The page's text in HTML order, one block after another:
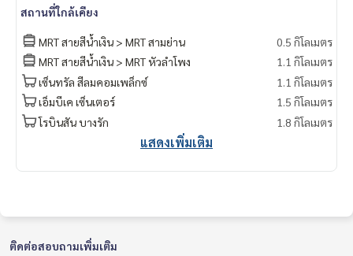
rust.
#luxury #LuxuryCondominium #Luxurycondo #condominiu
m #rent # condo #condo Bangkok #Bangkok Condo #Con
do for rent #For rent #Condorental #RentSellCondoBang
kok #rentcondo #rentalproperty #rental #Luxurycondofo
rrent #Condo near the BTS #Condo #MCRE #realestateag
ent #BTS #shoppingmall #nearschool #shoppingmall #M
RT Samyan #Chamchuri Square #Siam Paragon #MBK #Cent
สถานที่ใกล้เคียง
MRT สายสีน้ำเงิน > MRT สามย่าน
0.5 กิโลเมตร
MRT สายสีน้ำเงิน > MRT หัวลำโพง
1.1 กิโลเมตร
เซ็นทรัล สีลมคอมเพล็กซ์
1.1 กิโลเมตร
เอ็มบีเค เซ็นเตอร์
1.5 กิโลเมตร
โรบินสัน บางรัก
1.8 กิโลเมตร
แสดงเพิ่มเติม
ติดต่อสอบถามเพิ่มเติม